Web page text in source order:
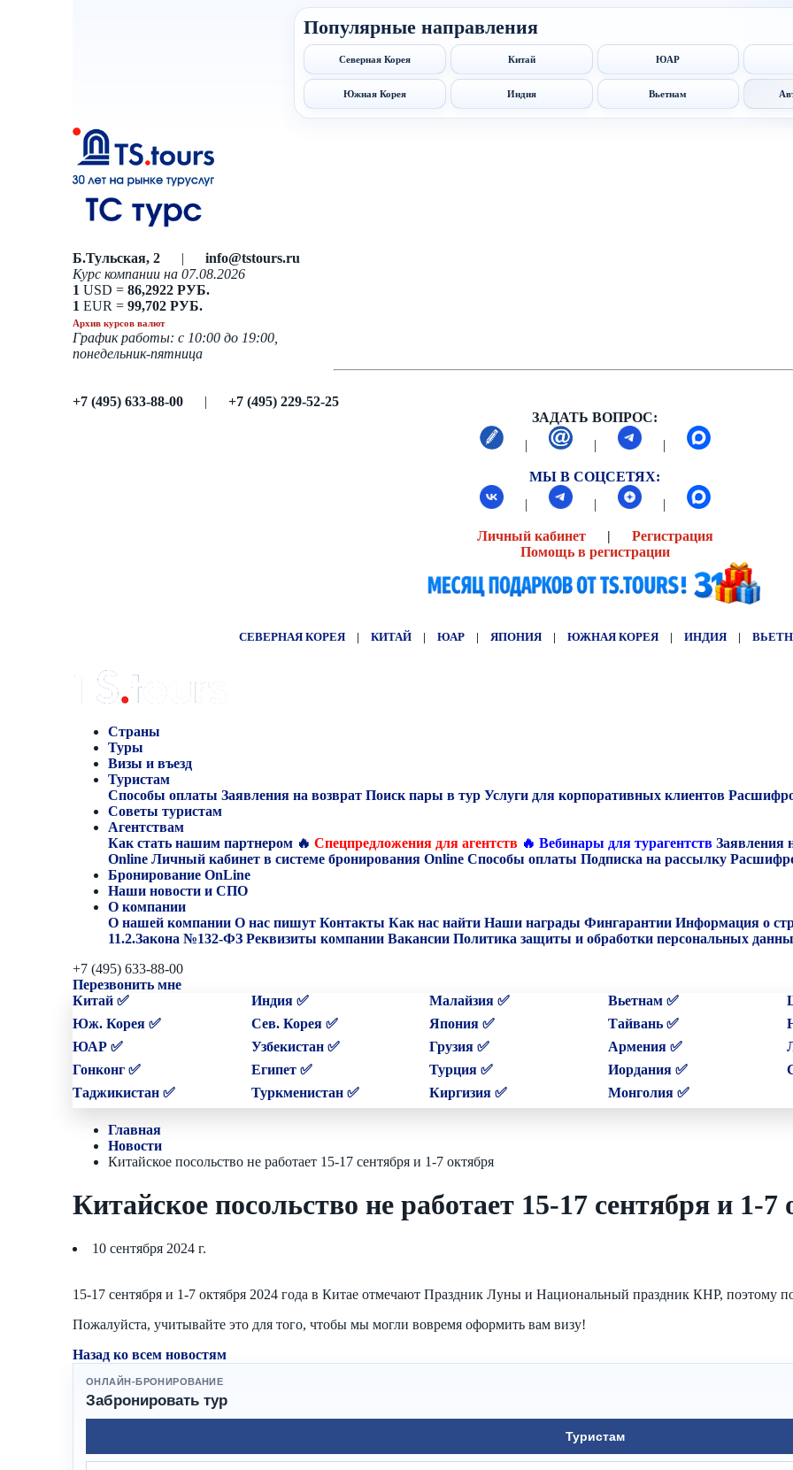
Популярные направления
Северная Корея Китай ЮАР
Южная Корея Индия Вьетнам
Б.Тульская, 2 | info@tstours.ru
Курс компании на 07.08.2026
1 USD = 86,2922 РУБ.
1 EUR = 99,702 РУБ.
Архив курсов валют
График работы: с 10:00 до 19:00,
понедельник-пятница
+7 (495) 633-88-00 | +7 (495) 229-52-25
ЗАДАТЬ ВОПРОС:
|
| |
МЫ В СОЦСЕТЯХ:
|
| |
Личный кабинет| Регистрация
Помощь в регистрации
СЕВЕРНАЯ КОРЕЯ | КИТАЙ | ЮАР | ЯПОНИЯ | ЮЖНАЯ КОРЕЯ | ИНДИЯ |
Страны
Туры
Визы и въезд
Туристам
Способы оплаты Заявления на возврат Поиск пары в тур Услуги для корпоративных клиентов
Советы туристам
Агентствам
Как стать нашим партнером 🔥 Спецпредложения для агентств 🔥 Вебинары для турагентств Заявления
Online Личный кабинет в системе бронирования Online Способы оплаты Подписка на рассылку
Бронирование OnLine
Наши новости и СПО
О компании
О нашей компании О нас пишут Контакты Как нас найти Наши награды Фингарантии Информация о
11.2.Закона №132-ФЗ Реквизиты компании Вакансии Политика защиты и обработки персональных
+7 (495) 633-88-00
Перезвонить мне
Китай ✅
Индия ✅ Малайзия ✅ Вьетнам ✅
Юж. Корея ✅
Сев. Корея ✅ Япония ✅ Тайвань ✅
ЮАР ✅
Узбекистан ✅ Грузия ✅ Армения ✅
Гонконг ✅
Египет ✅ Турция ✅ Иордания ✅
Таджикистан ✅
Туркменистан ✅ Киргизия ✅ Монголия ✅
Главная
Новости
Китайское посольство не работает 15-17 сентября и 1-7 октября
Китайское посольство не работает 15-17 сентября и 1-7
10 сентября 2024 г.
15-17 сентября и 1-7 октября 2024 года в Китае отмечают Праздник Луны и Национальный праздник КНР, поэтому
Пожалуйста, учитывайте это для того, чтобы мы могли вовремя оформить вам визу!
Назад ко всем новостям
ОНЛАЙН-БРОНИРОВАНИЕ
Забронировать тур
Туристам